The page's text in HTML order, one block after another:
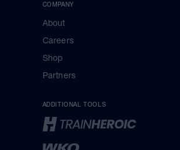
COMPANY
About
Careers
Shop
Partners
ADDITIONAL TOOLS